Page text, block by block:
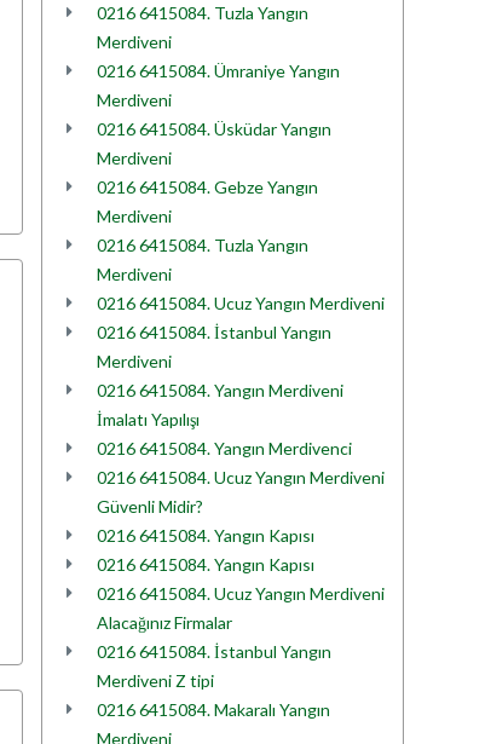
0216 6415084. Tuzla Yangın
Merdiveni
0216 6415084. Ümraniye Yangın
Merdiveni
0216 6415084. Üsküdar Yangın
Merdiveni
0216 6415084. Gebze Yangın
Merdiveni
0216 6415084. Tuzla Yangın
Merdiveni
0216 6415084. Ucuz Yangın Merdiveni
0216 6415084. İstanbul Yangın
Merdiveni
0216 6415084. Yangın Merdiveni
İmalatı Yapılışı
0216 6415084. Yangın Merdivenci
0216 6415084. Ucuz Yangın Merdiveni
Güvenli Midir?
0216 6415084. Yangın Kapısı
0216 6415084. Yangın Kapısı
0216 6415084. Ucuz Yangın Merdiveni
Alacağınız Firmalar
0216 6415084. İstanbul Yangın
Merdiveni Z tipi
0216 6415084. Makaralı Yangın
Merdiveni